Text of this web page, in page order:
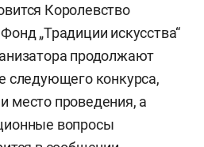
Королевство
„Традиции искусства“
продолжают
следующего конкурса,
место проведения, а
вопросы